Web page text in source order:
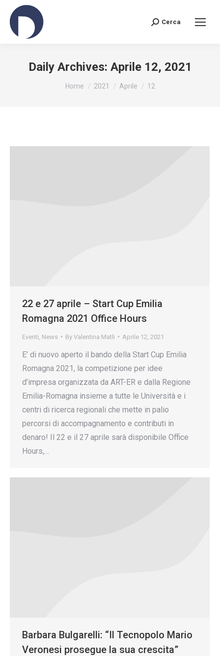
Search:
Cerca
Daily Archives: Aprile 12, 2021
You are here:
Home 2021 Aprile 12
22 e 27 aprile – Start Cup Emilia
Romagna 2021 Office Hours
Eventi News By Valentina Matli Aprile 12, 2021
E’ di nuovo aperto il bando della Start Cup Emilia
Romagna 2021, la competizione per idee
d’impresa organizzata da ART-ER e dalla Regione
Emilia-Romagna insieme a tutte le Università e i
centri di ricerca regionali che mette in palio
percorsi di accompagnamento e contributi in
denaro! Il 22 e il 27 aprile sarà disponibile Office
Hours,…
Barbara Bulgarelli: “Il Tecnopolo Mario
Veronesi prosegue la sua crescita”